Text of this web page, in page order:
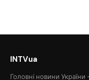
INTVua
Головні новини України